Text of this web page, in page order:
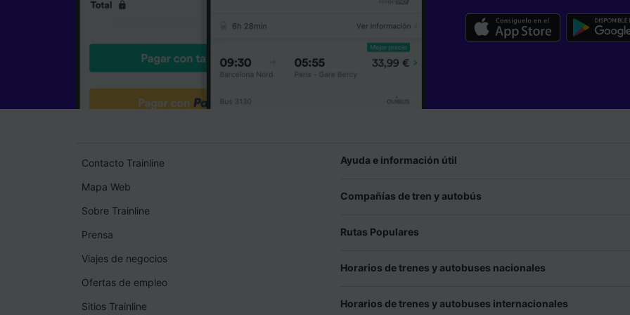
Contacto Trainline
Mapa Web
Sobre Trainline
Prensa
Viajes de negocios
Ofertas de empleo
Sitios Trainline
Ayuda e información útil
Compañías de tren y autobús
Rutas Populares
Horarios de trenes y autobuses nacionales
Horarios de trenes y autobuses internacionales